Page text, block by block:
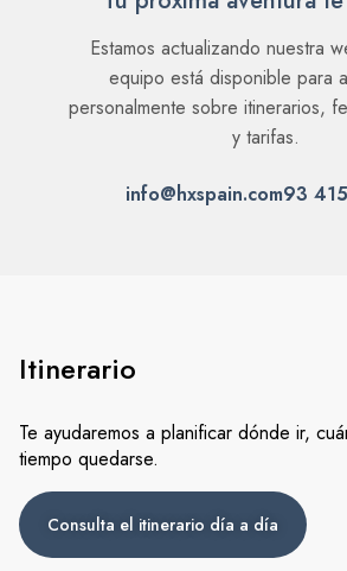
Itinerario
Te ayudaremos a planificar dónde ir,
tiempo quedarse.
Consulta el itinerario día a día